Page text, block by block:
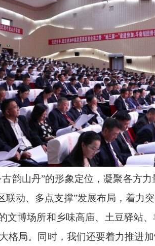
韵山丹”的形象定位，凝聚各方
动、多点支撑”发展布局，着力
博场所和乡味高庙、土豆驿站
局。同时，我们还要着力推进